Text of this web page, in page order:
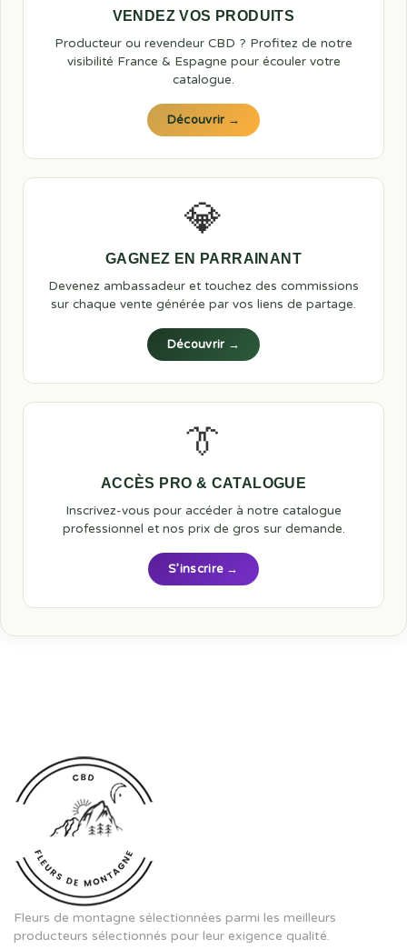
VENDEZ VOS PRODUITS
Producteur ou revendeur CBD ? Profitez de notre
visibilité France & Espagne pour écouler votre
catalogue.
Découvrir →
💎
GAGNEZ EN PARRAINANT
Devenez ambassadeur et touchez des commissions
sur chaque vente générée par vos liens de partage.
Découvrir →
👔
ACCÈS PRO & CATALOGUE
Inscrivez-vous pour accéder à notre catalogue
professionnel et nos prix de gros sur demande.
S’inscrire →
Fleurs de montagne sélectionnées parmi les meilleurs
producteurs sélectionnés pour leur exigence qualité.